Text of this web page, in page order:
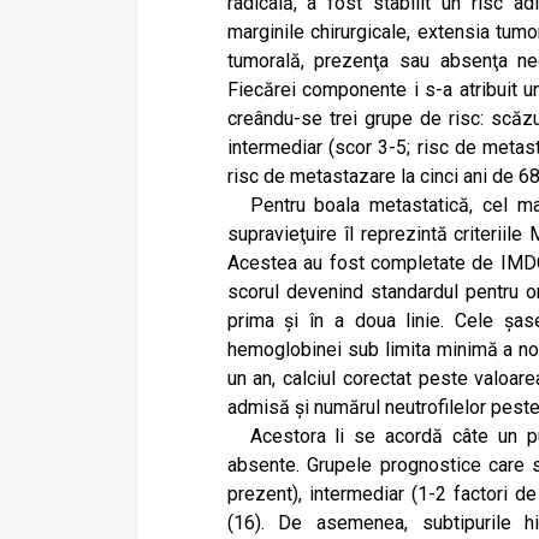
marginile chirurgicale, extensia
tumorală, prezenţa sau absenţa
Fiecărei componente i s-a atribuit
creându-se trei grupe de risc:
intermediar (scor 3-5; risc de
risc de metastazare la cinci ani de
Pentru boala metastatică, cel
supravieţuire îl reprezintă criteriile
Acestea au fost completate de
scorul devenind standardul pentru
prima și în a doua linie. Cele
hemoglobinei sub limita minimă a
un an, calciul corectat peste
admisă și numărul neutrofilelor
Acestora li se acordă câte un
absente. Grupele prognostice
prezent), intermediar (1-2 factori
(16). De asemenea, subtipurile